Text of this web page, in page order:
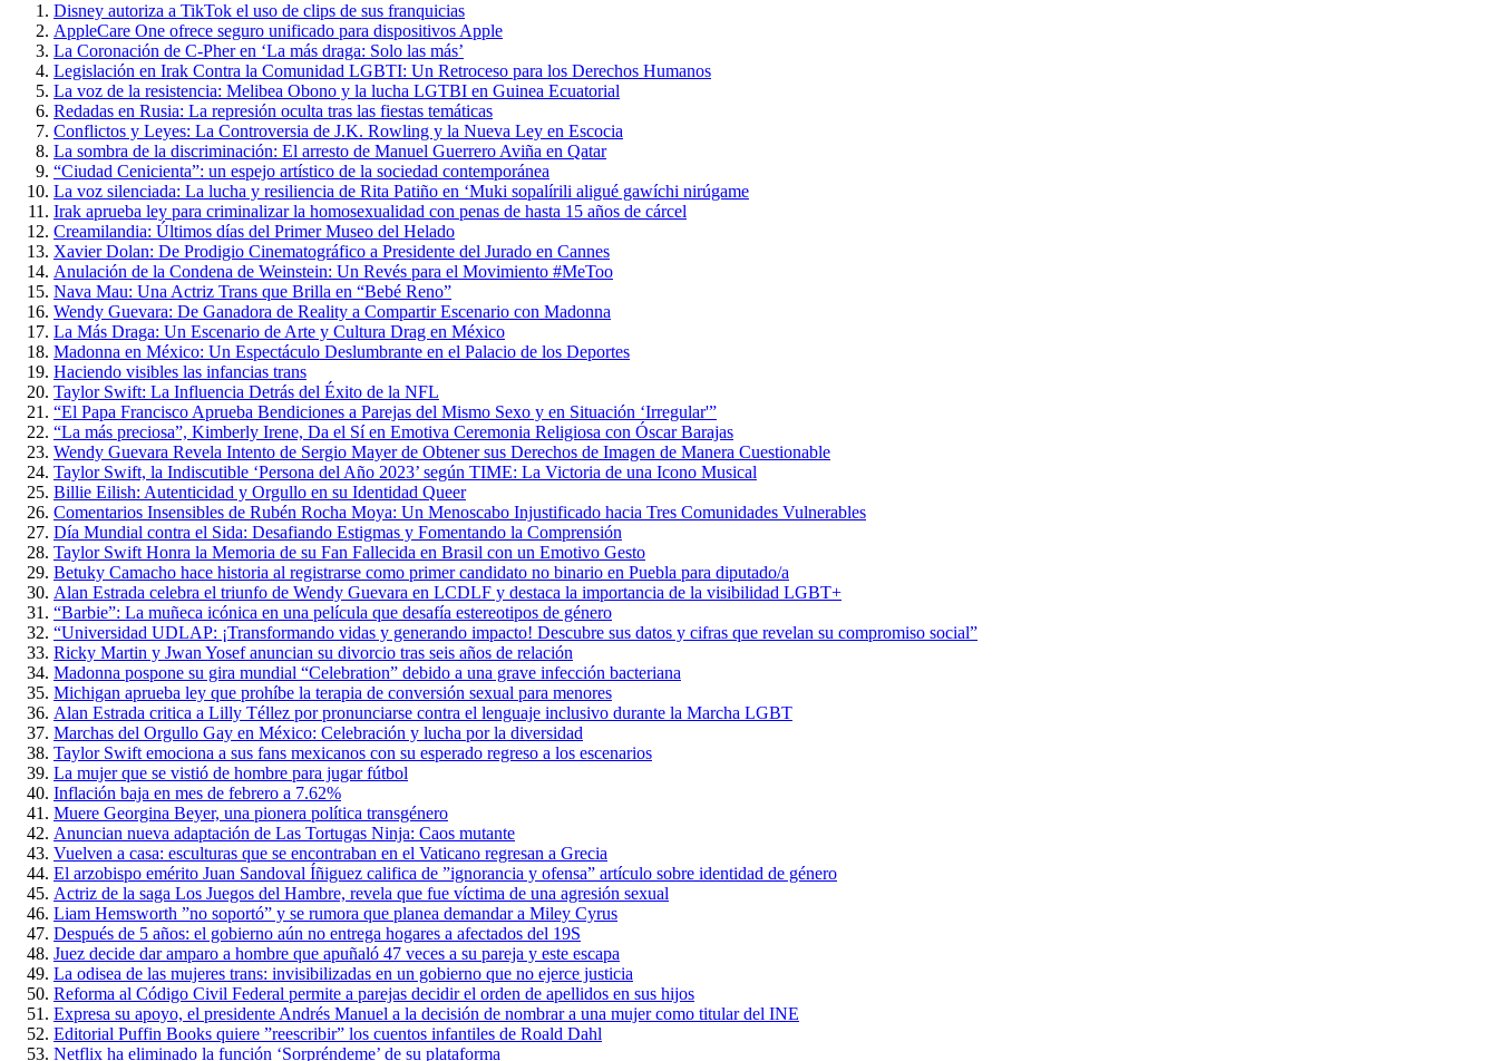
Disney autoriza a TikTok el uso de clips de sus franquicias
AppleCare One ofrece seguro unificado para dispositivos Apple
La Coronación de C-Pher en ‘La más draga: Solo las más’
Legislación en Irak Contra la Comunidad LGBTI: Un Retroceso para los Derechos Humanos
La voz de la resistencia: Melibea Obono y la lucha LGTBI en Guinea Ecuatorial
Redadas en Rusia: La represión oculta tras las fiestas temáticas
Conflictos y Leyes: La Controversia de J.K. Rowling y la Nueva Ley en Escocia
La sombra de la discriminación: El arresto de Manuel Guerrero Aviña en Qatar
“Ciudad Cenicienta”: un espejo artístico de la sociedad contemporánea
La voz silenciada: La lucha y resiliencia de Rita Patiño en ‘Muki sopalírili aligué gawíchi nirúgame
Irak aprueba ley para criminalizar la homosexualidad con penas de hasta 15 años de cárcel
Creamilandia: Últimos días del Primer Museo del Helado
Xavier Dolan: De Prodigio Cinematográfico a Presidente del Jurado en Cannes
Anulación de la Condena de Weinstein: Un Revés para el Movimiento #MeToo
Nava Mau: Una Actriz Trans que Brilla en “Bebé Reno”
Wendy Guevara: De Ganadora de Reality a Compartir Escenario con Madonna
La Más Draga: Un Escenario de Arte y Cultura Drag en México
Madonna en México: Un Espectáculo Deslumbrante en el Palacio de los Deportes
Haciendo visibles las infancias trans
Taylor Swift: La Influencia Detrás del Éxito de la NFL
“El Papa Francisco Aprueba Bendiciones a Parejas del Mismo Sexo y en Situación ‘Irregular'”
“La más preciosa”, Kimberly Irene, Da el Sí en Emotiva Ceremonia Religiosa con Óscar Barajas
Wendy Guevara Revela Intento de Sergio Mayer de Obtener sus Derechos de Imagen de Manera Cuestionable
Taylor Swift, la Indiscutible ‘Persona del Año 2023’ según TIME: La Victoria de una Icono Musical
Billie Eilish: Autenticidad y Orgullo en su Identidad Queer
Comentarios Insensibles de Rubén Rocha Moya: Un Menoscabo Injustificado hacia Tres Comunidades Vulnerables
Día Mundial contra el Sida: Desafiando Estigmas y Fomentando la Comprensión
Taylor Swift Honra la Memoria de su Fan Fallecida en Brasil con un Emotivo Gesto
Betuky Camacho hace historia al registrarse como primer candidato no binario en Puebla para diputado/a
Alan Estrada celebra el triunfo de Wendy Guevara en LCDLF y destaca la importancia de la visibilidad LGBT+
“Barbie”: La muñeca icónica en una película que desafía estereotipos de género
“Universidad UDLAP: ¡Transformando vidas y generando impacto! Descubre sus datos y cifras que revelan su compromiso social”
Ricky Martin y Jwan Yosef anuncian su divorcio tras seis años de relación
Madonna pospone su gira mundial “Celebration” debido a una grave infección bacteriana
Michigan aprueba ley que prohíbe la terapia de conversión sexual para menores
Alan Estrada critica a Lilly Téllez por pronunciarse contra el lenguaje inclusivo durante la Marcha LGBT
Marchas del Orgullo Gay en México: Celebración y lucha por la diversidad
Taylor Swift emociona a sus fans mexicanos con su esperado regreso a los escenarios
La mujer que se vistió de hombre para jugar fútbol
Inflación baja en mes de febrero a 7.62%
Muere Georgina Beyer, una pionera política transgénero
Anuncian nueva adaptación de Las Tortugas Ninja: Caos mutante
Vuelven a casa: esculturas que se encontraban en el Vaticano regresan a Grecia
El arzobispo emérito Juan Sandoval Íñiguez califica de ”ignorancia y ofensa” artículo sobre identidad de género
Actriz de la saga Los Juegos del Hambre, revela que fue víctima de una agresión sexual
Liam Hemsworth ”no soportó” y se rumora que planea demandar a Miley Cyrus
Después de 5 años: el gobierno aún no entrega hogares a afectados del 19S
Juez decide dar amparo a hombre que apuñaló 47 veces a su pareja y este escapa
La odisea de las mujeres trans: invisibilizadas en un gobierno que no ejerce justicia
Reforma al Código Civil Federal permite a parejas decidir el orden de apellidos en sus hijos
Expresa su apoyo, el presidente Andrés Manuel a la decisión de nombrar a una mujer como titular del INE
Editorial Puffin Books quiere ”reescribir” los cuentos infantiles de Roald Dahl
Netflix ha eliminado la función ‘Sorpréndeme’ de su plataforma